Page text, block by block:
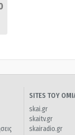
SITES ΤΟΥ
skai.gr
skaitv.gr
skairadio.gr